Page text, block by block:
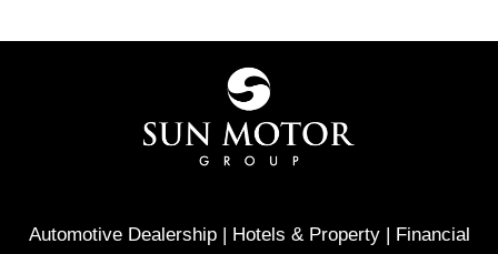
Automotive Dealership | Hotels & Property | Financial